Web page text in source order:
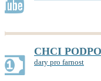
CHCI
dary pro farnost